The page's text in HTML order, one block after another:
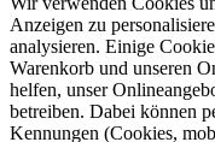
Anzeigen zu
analysieren. Einige
Warenkorb und unseren
helfen, unser
betreiben. Dabei können
Kennungen (Cookies,